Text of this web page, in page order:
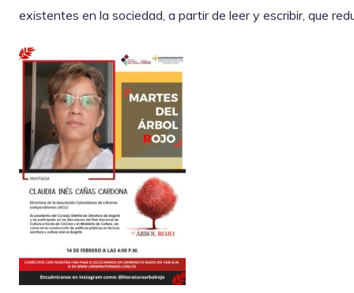
existentes en la sociedad, a partir de leer y escribir, que